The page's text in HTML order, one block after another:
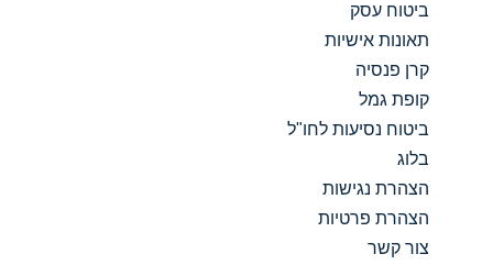
ביטוח עסק
תאונות אישיות
קרן פנסיה
קופת גמל
ביטוח נסיעות לחו"ל
בלוג
הצהרת נגישות
הצהרת פרטיות
צור קשר